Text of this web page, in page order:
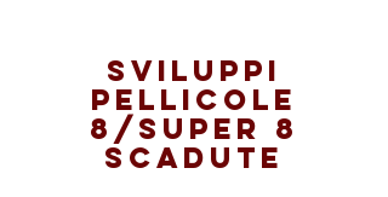
SviLuppi
pellicole
8/super 8
scadute